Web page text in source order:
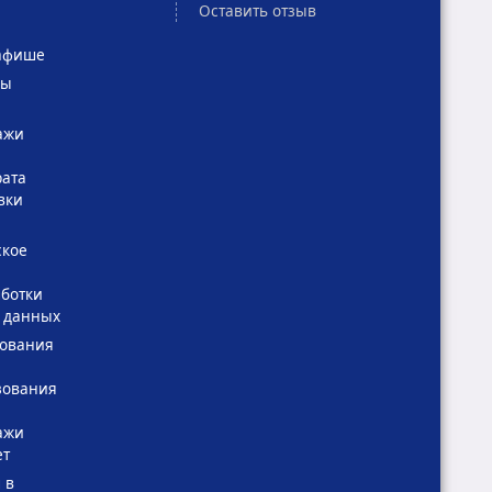
данных
в
Оставить отзыв